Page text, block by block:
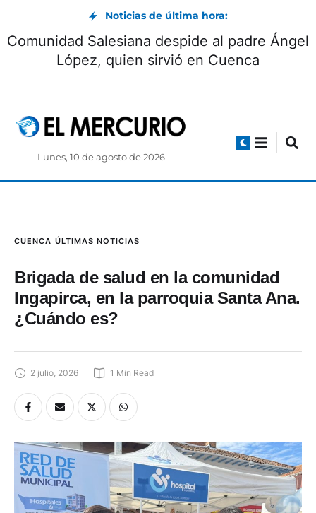
Noticias de última hora:
Comunidad Salesiana despide al padre Ángel
López, quien sirvió en Cuenca
Lunes, 10 de agosto de 2026
CUENCA ÚLTIMAS NOTICIAS
Brigada de salud en la comunidad
Ingapirca, en la parroquia Santa Ana.
¿Cuándo es?
2 julio, 2026 1 Min Read